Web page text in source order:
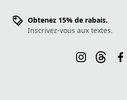
Obtenez 15% de rabais.
Inscrivez-vous aux textes.